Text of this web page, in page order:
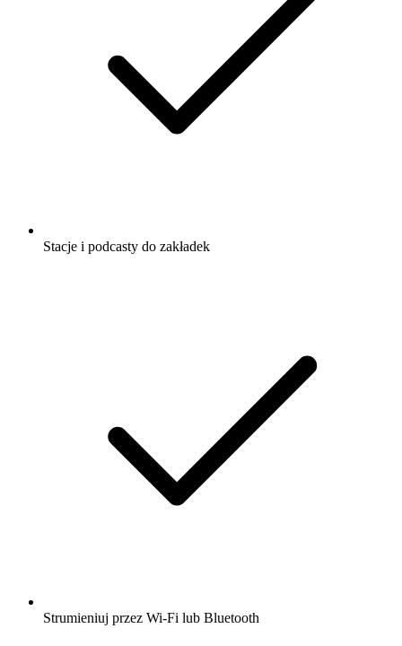
Stacje i podcasty do zakładek
Strumieniuj przez Wi-Fi lub Bluetooth